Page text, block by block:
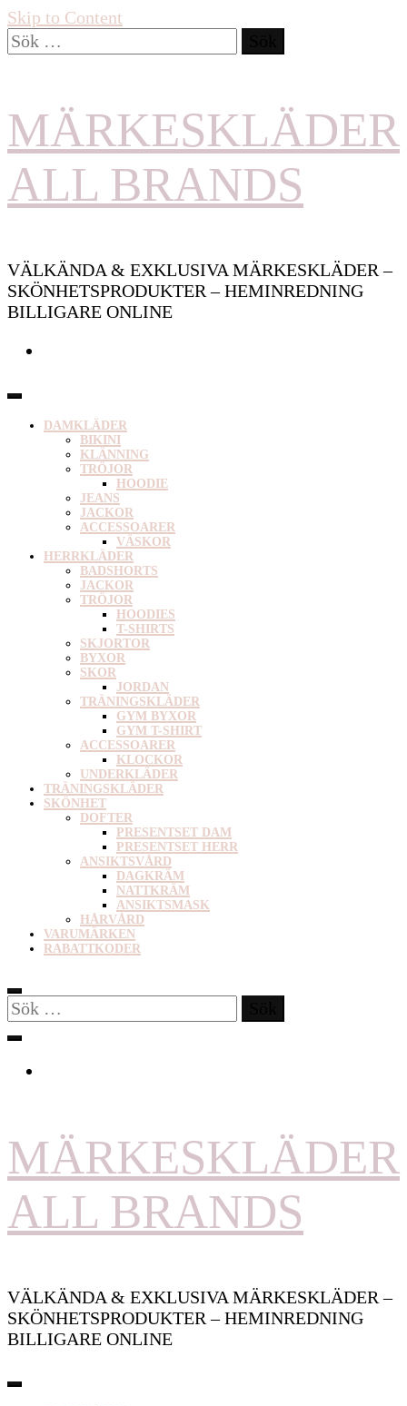
Skip to Content
Sök
efter:
MÄRKESKLÄDER
ALL BRANDS
VÄLKÄNDA & EXKLUSIVA MÄRKESKLÄDER –
SKÖNHETSPRODUKTER – HEMINREDNING
BILLIGARE ONLINE
DAMKLÄDER
BIKINI
KLÄNNING
TRÖJOR
HOODIE
JEANS
JACKOR
ACCESSOARER
VÄSKOR
HERRKLÄDER
BADSHORTS
JACKOR
TRÖJOR
HOODIES
T-SHIRTS
SKJORTOR
BYXOR
SKOR
JORDAN
TRÄNINGSKLÄDER
GYM BYXOR
GYM T-SHIRT
ACCESSOARER
KLOCKOR
UNDERKLÄDER
TRÄNINGSKLÄDER
SKÖNHET
DOFTER
PRESENTSET DAM
PRESENTSET HERR
ANSIKTSVÅRD
DAGKRÄM
NATTKRÄM
ANSIKTSMASK
HÅRVÅRD
VARUMÄRKEN
RABATTKODER
Sök
efter:
MÄRKESKLÄDER
ALL BRANDS
VÄLKÄNDA & EXKLUSIVA MÄRKESKLÄDER –
SKÖNHETSPRODUKTER – HEMINREDNING
BILLIGARE ONLINE